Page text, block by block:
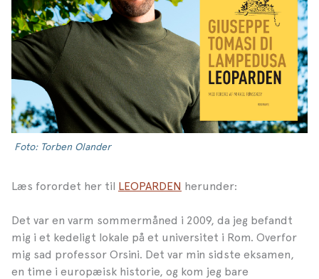
Foto: Torben Olander
Læs forordet her til LEOPARDEN herunder:
Det var en varm sommermåned i 2009, da jeg befandt
mig i et kedeligt lokale på et universitet i Rom. Overfor
mig sad professor Orsini. Det var min sidste eksamen,
en time i europæisk historie, og kom jeg bare